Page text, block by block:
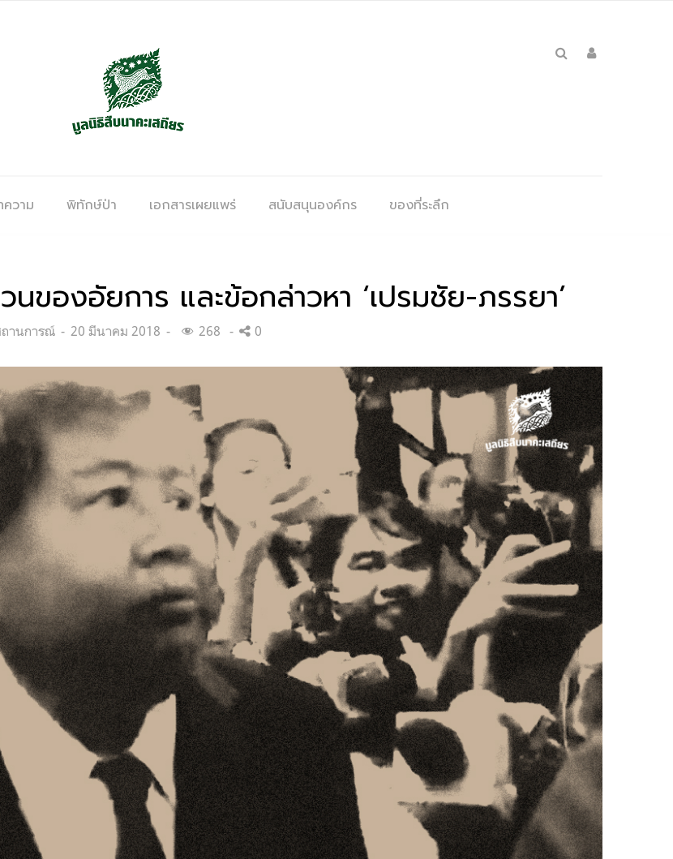
ความ พิทักษ์ป่า เอกสารเผยแพร่ สนับสนุนองค์กร ของที่ระลึก
ของอัยการ และข้อกล่าวหา ‘เปรมชัย-ภรรยา’
านการณ์
Posted
20 มีนาคม 2018 268 0